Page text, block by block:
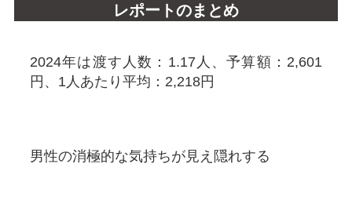
レポートのまとめ
2024年は渡す人数：1.17人、予算額：2,601
円、1人あたり平均：2,218円
男性の消極的な気持ちが見え隠れする